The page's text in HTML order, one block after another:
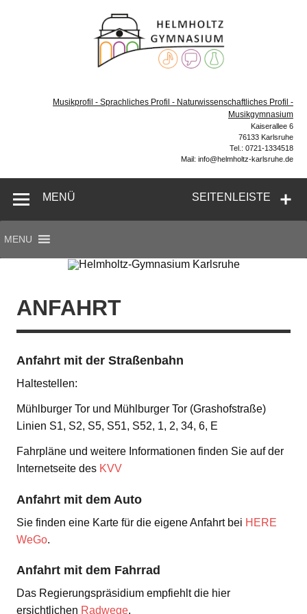
Musikprofil - Sprachliches Profil - Naturwissenschaftliches Profil -
Musikgymnasium
Kaiserallee 6
76133 Karlsruhe
Tel.: 0721-1334518
Mail: info@helmholtz-karlsruhe.de
SEITENLEISTE
MENÜ
MENU
ANFAHRT
Anfahrt mit der Straßenbahn
Haltestellen:
Mühlburger Tor und Mühlburger Tor (Grashofstraße)
Linien S1, S2, S5, S51, S52, 1, 2, 34, 6, E
Fahrpläne und weitere Informationen finden Sie auf der
Internetseite des KVV
Anfahrt mit dem Auto
Sie finden eine Karte für die eigene Anfahrt bei HERE
WeGo.
Anfahrt mit dem Fahrrad
Das Regierungspräsidium empfiehlt die hier
ersichtlichen Radwege.